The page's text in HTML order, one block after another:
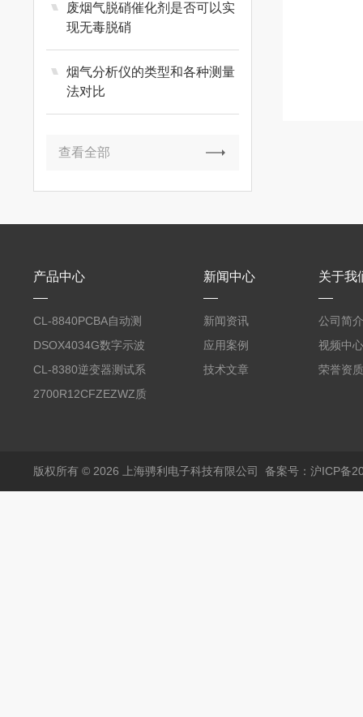
废烟气脱硝催化剂是否可以实
现无毒脱硝
烟气分析仪的类型和各种测量
法对比
查看全部
产品中心
CL-8840PCBA自动测
试台系统
DSOX4034G数字示波
器
CL-8380逆变器测试系
统台
2700R12CFZEZWZ质
新闻中心
新闻资讯
应用案例
技术文章
关于我
公司简介
视频中心
荣誉资质
版权所有 © 2026 上海骋利电子科技有限公司 备案号：沪ICP备